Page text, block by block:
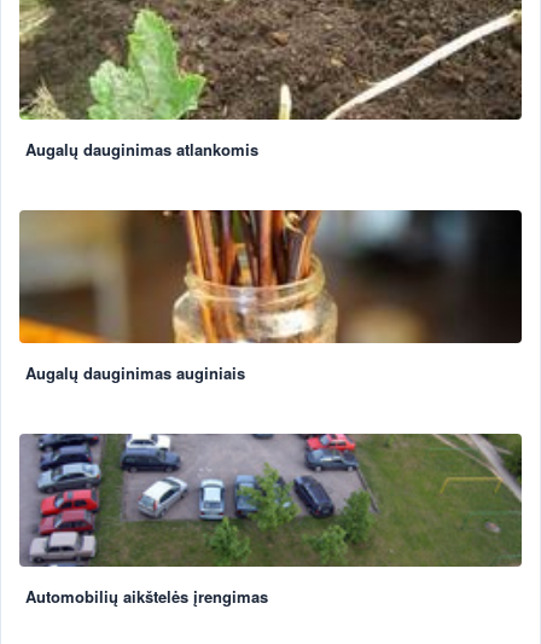
Augalų dauginimas atlankomis
Augalų dauginimas auginiais
Automobilių aikštelės įrengimas